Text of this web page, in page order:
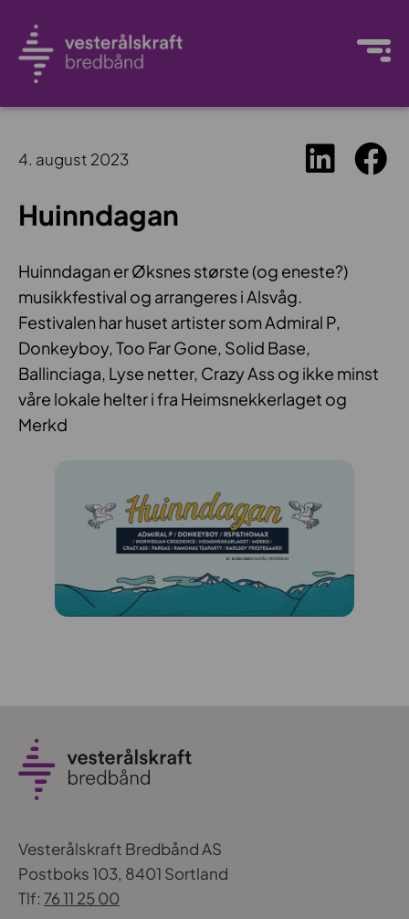
4. august 2023
Huinndagan
Huinndagan er Øksnes største (og eneste?)
musikkfestival og arrangeres i Alsvåg.
Festivalen har huset artister som Admiral P,
Donkeyboy, Too Far Gone, Solid Base,
Ballinciaga, Lyse netter, Crazy Ass og ikke minst
våre lokale helter i fra Heimsnekkerlaget og
Merkd
Vesterålskraft Bredbånd AS
Postboks 103, 8401 Sortland
Tlf: 76 11 25 00